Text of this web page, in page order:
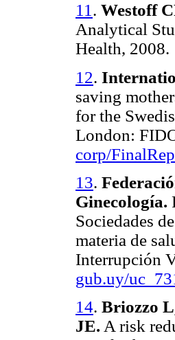
11. Westoff
Analytical
Health, 2008.
12.
saving
for the
London:
corp/
13.
Ginecología.
Sociedades
materia de
Interrupción
gub.uy/
14. Briozzo
JE. A risk